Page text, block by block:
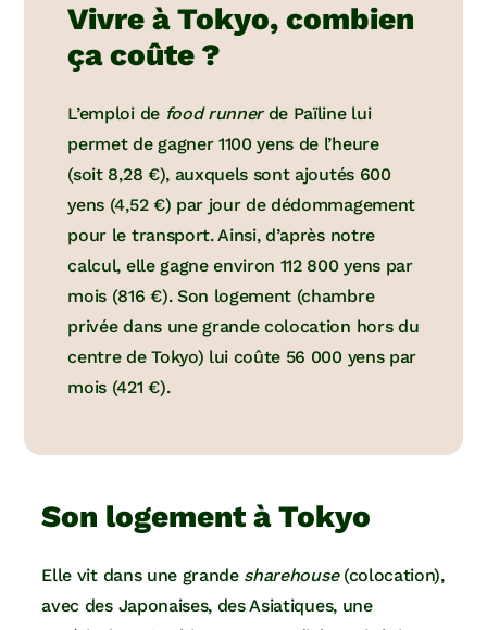
Vivre à Tokyo, combien
ça coûte ?
L’emploi defood runnerde Païline lui
permet de gagner 1100 yens de l’heure
(soit 8,28 €), auxquels sont ajoutés 600
yens (4,52 €) par jour de dédommagement
pour le transport. Ainsi, d’après notre
calcul, elle gagne environ 112 800 yens par
mois (816 €). Son logement (chambre
privée dans une grande colocation hors du
centre de Tokyo) lui coûte 56 000 yens par
mois (421 €).
Son logement à Tokyo
Elle vit dans une grande sharehouse(colocation),
avec des Japonaises, des Asiatiques, une